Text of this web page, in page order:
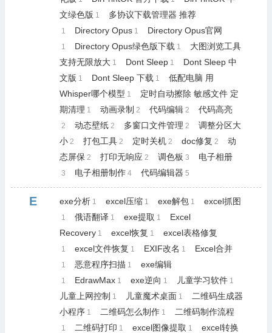
文绿色版 1 多协议下载管理器 推荐
1 Directory Opus 1 Directory Opus官网
1 Directory Opus绿色版下载 1
大图浏览工具
支持无限放大 1 Dont Sleep 1
Dont Sleep 中
文版 1 Dont Sleep 下载 1
低配电脑 用
Whisper哪个模型 1
定时自动擦除 敏感文件 定
期清理 1 动画录制 2 代码编辑 2 代码高亮
2 动态壁纸 2 多窗口文件管理 2
调整分区大
小 2 打包工具 2 定时关机 2 doc修复 2
动
态屏保 2 打印无响应 2 调色板 3 电子相册
3 电子相册制作 4 代码编辑器 5
E exe分析 1 excel压缩 1 exe解包 1 excel抓图
1 俄语翻译 1 exe提取 1
Excel
Recovery 1 excel恢复 1 excel表格修复
1 excel文件恢复 1 EXIF改名 1 Excel合并
1 恶意程序扫描 1 exe编辑
1 EdrawMax 1 exe逆向 1 儿童学习软件 1
儿童上网控制 1 儿童魔术桌面 1
二维码生成器
小程序 1 二维码怎么制作 1 二维码制作流程
1 二维码打印 1 excel图像提取 1 excel转换